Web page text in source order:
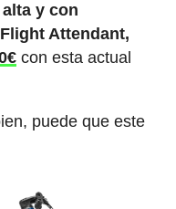
y con
Attendant,
con esta actual
puede que este